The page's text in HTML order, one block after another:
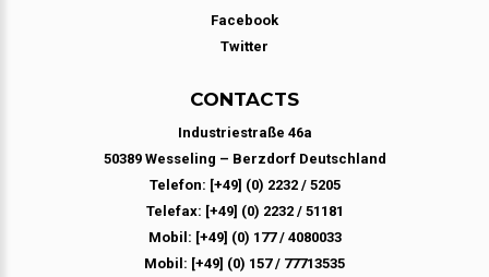
Facebook
Twitter
CONTACTS
Industriestraße 46a
50389 Wesseling – Berzdorf Deutschland
Telefon: [+49] (0) 2232 / 5205
Telefax: [+49] (0) 2232 / 51181
Mobil: [+49] (0) 177 / 4080033
Mobil: [+49] (0) 157 / 77713535